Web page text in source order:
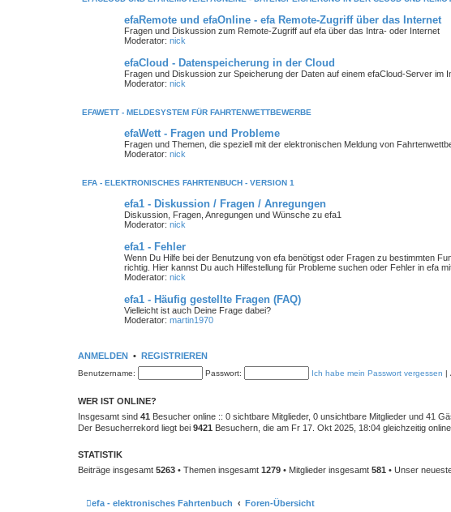
efaRemote und efaOnline - efa Remote-Zugriff über das Internet
Fragen und Diskussion zum Remote-Zugriff auf efa über das Intra- oder Internet
Moderator: nick
efaCloud - Datenspeicherung in der Cloud
Fragen und Diskussion zur Speicherung der Daten auf einem efaCloud-Server im
Moderator: nick
EFAWETT - MELDESYSTEM FÜR FAHRTENWETTBEWERBE
efaWett - Fragen und Probleme
Fragen und Themen, die speziell mit der elektronischen Meldung von
Moderator: nick
EFA - ELEKTRONISCHES FAHRTENBUCH - VERSION 1
efa1 - Diskussion / Fragen / Anregungen
Diskussion, Fragen, Anregungen und Wünsche zu efa1
Moderator: nick
efa1 - Fehler
Wenn Du Hilfe bei der Benutzung von efa benötigst oder Fragen zu bestimmten
richtig. Hier kannst Du auch Hilfestellung für Probleme suchen oder Fehler in efa
Moderator: nick
efa1 - Häufig gestellte Fragen (FAQ)
Vielleicht ist auch Deine Frage dabei?
Moderator: martin1970
ANMELDEN • REGISTRIEREN
Benutzername: Passwort: Ich habe mein Passwort vergessen |
WER IST ONLINE?
Insgesamt sind 41 Besucher online :: 0 sichtbare Mitglieder, 0 unsichtbare Mitglieder und 41
Der Besucherrekord liegt bei 9421 Besuchern, die am Fr 17. Okt 2025, 18:04 gleichzeitig
STATISTIK
Beiträge insgesamt 5263 • Themen insgesamt 1279 • Mitglieder insgesamt 581 • Unser
efa - elektronisches Fahrtenbuch Foren-Übersicht